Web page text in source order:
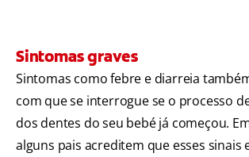
Sintomas graves
Sintomas como febre e diarreia
com que se interrogue se o processo
dos dentes do seu bebé já começou.
alguns pais acreditem que esses sinais